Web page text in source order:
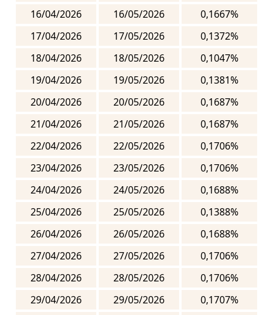
16/04/2026
16/05/2026
0,1667%
17/04/2026
17/05/2026
0,1372%
18/04/2026
18/05/2026
0,1047%
19/04/2026
19/05/2026
0,1381%
20/04/2026
20/05/2026
0,1687%
21/04/2026
21/05/2026
0,1687%
22/04/2026
22/05/2026
0,1706%
23/04/2026
23/05/2026
0,1706%
24/04/2026
24/05/2026
0,1688%
25/04/2026
25/05/2026
0,1388%
26/04/2026
26/05/2026
0,1688%
27/04/2026
27/05/2026
0,1706%
28/04/2026
28/05/2026
0,1706%
29/04/2026
29/05/2026 0,1707%